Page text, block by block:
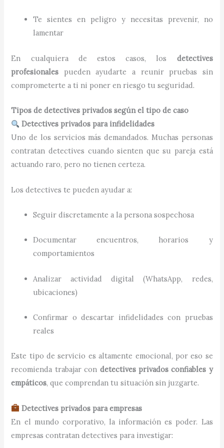
Te sientes en peligro y necesitas prevenir, no
lamentar
En cualquiera de estos casos, los detectives
profesionales pueden ayudarte a reunir pruebas sin
comprometerte a ti ni poner en riesgo tu seguridad.
Tipos de detectives privados según el tipo de caso
Detectives privados para infidelidades
Uno de los servicios más demandados. Muchas personas
contratan detectives cuando sienten que su pareja está
actuando raro, pero no tienen certeza.
Los detectives te pueden ayudar a:
Seguir discretamente a la persona sospechosa
Documentar encuentros, horarios y
comportamientos
Analizar actividad digital (WhatsApp, redes,
ubicaciones)
Confirmar o descartar infidelidades con pruebas
reales
Este tipo de servicio es altamente emocional, por eso se
recomienda trabajar con detectives privados confiables y
empáticos, que comprendan tu situación sin juzgarte.
Detectives privados para empresas
En el mundo corporativo, la información es poder. Las
empresas contratan detectives para investigar: